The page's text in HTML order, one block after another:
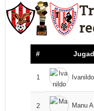
#
1 Ivanildo
2 Manu